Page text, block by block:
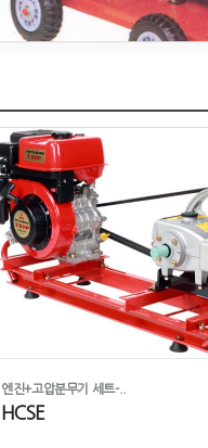
엔진+고압분무기 세트-..
HCSE